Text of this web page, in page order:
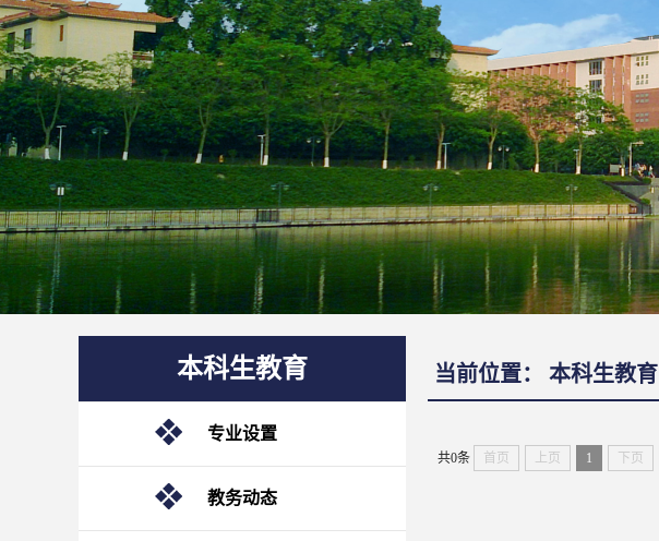
本科生教育
专业设置
教务动态
当前位置： 本科生教育
共0条 首页 上页 1 下页